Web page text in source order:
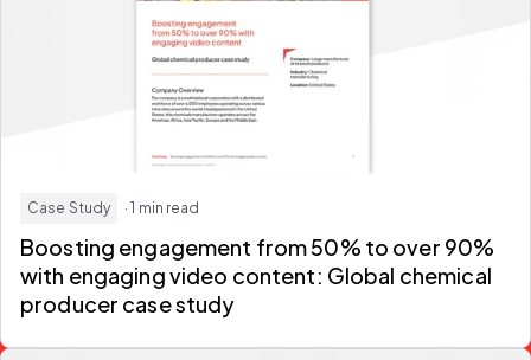
Case Study · 1 min read
Boosting engagement from 50% to over 90%
with engaging video content: Global chemical
producer case study